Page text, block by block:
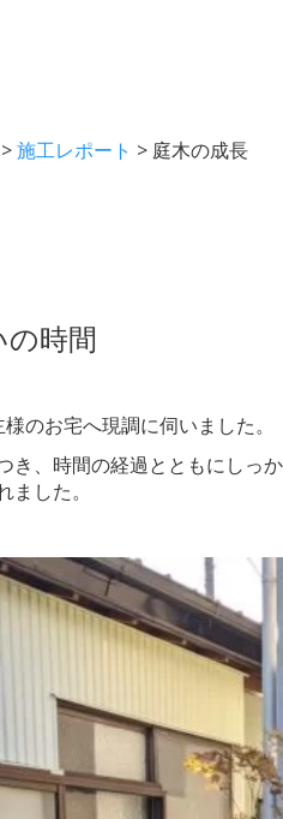
>施工レポート >庭木の成長
時間
のお宅へ現調に伺いました。
き、時間の経過とともにしっか
した。